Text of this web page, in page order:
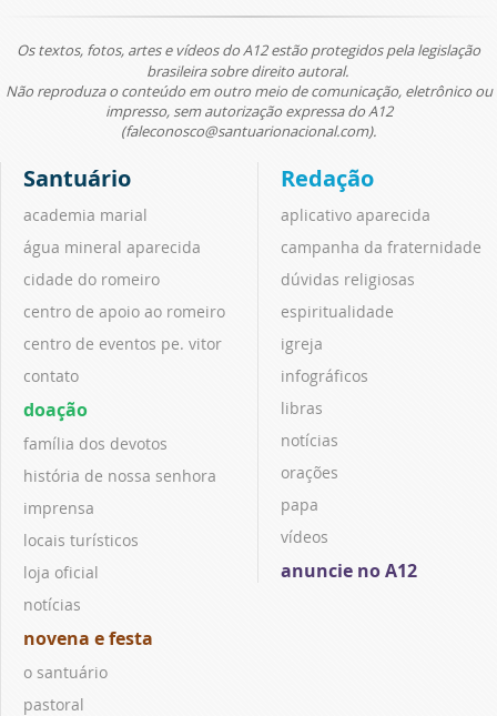
Os textos, fotos, artes e vídeos do A12 estão protegidos pela legislação
brasileira sobre direito autoral.
Não reproduza o conteúdo em outro meio de comunicação, eletrônico ou
impresso, sem autorização expressa do A12
(faleconosco@santuarionacional.com).
Santuário
academia marial
água mineral aparecida
cidade do romeiro
centro de apoio ao romeiro
centro de eventos pe. vitor
contato
doação
família dos devotos
história de nossa senhora
imprensa
locais turísticos
loja oficial
notícias
novena e festa
o santuário
pastoral
Redação
aplicativo aparecida
campanha da fraternidade
dúvidas religiosas
espiritualidade
igreja
infográficos
libras
notícias
orações
papa
vídeos
anuncie no A12